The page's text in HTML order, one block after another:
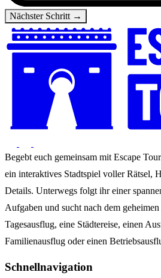
Nächster Schritt →
Begebt euch gemeinsam mit Escape
ein interaktives Stadtspiel voller Rätsel,
Details. Unterwegs folgt ihr einer
Aufgaben und sucht nach dem
Tagesausflug, eine Städtereise, einen
Familienausflug oder einen
Schnellnavigation